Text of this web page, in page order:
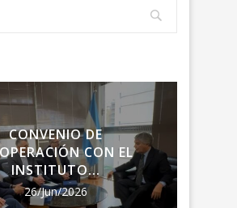
CONVENIO DE
CON EL
INSTITUTO...
26/Jun/2026